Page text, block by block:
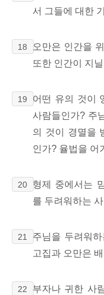
서 그들에 대한
18
오만은 인간을
또한 인간이 지
19
어떤 유의 것이
사람들인가? 주
의 것이 경멸을
인가? 율법을 어
20
형제 중에서는
를 두려워하는
21
주님을 두려워
고집과 오만은
22
부자나 귀한 사